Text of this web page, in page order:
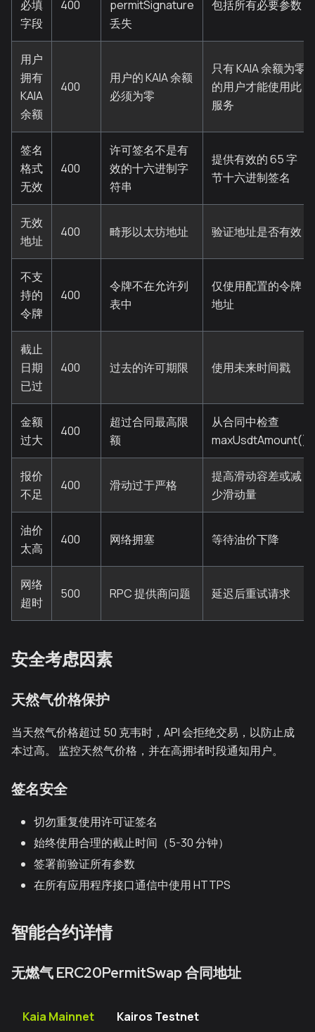
必填
字段
400
permitSignature
丢失
包括所有必要参数
用户
拥有
KAIA
余额
400
用户的 KAIA 余额
必须为零
只有 KAIA 余额为零
的用户才能使用此
服务
签名
格式
无效
400
许可签名不是有
效的十六进制字
符串
提供有效的 65 字
节十六进制签名
无效
地址
400 畸形以太坊地址 验证地址是否有效
不支
持的
令牌
400
令牌不在允许列
表中
仅使用配置的令牌
地址
截止
日期
已过
400 过去的许可期限 使用未来时间戳
金额
过大
400
超过合同最高限
额
从合同中检查
maxUsdtAmount()
报价
不足
400 滑动过于严格
提高滑动容差或减
少滑动量
油价
太高
400 网络拥塞 等待油价下降
网络
超时
500 RPC 提供商问题 延迟后重试请求
安全考虑因素
天然气价格保护
当天然气价格超过 50 克韦时，API 会拒绝交易，以防止成
本过高。 监控天然气价格，并在高拥堵时段通知用户。
签名安全
切勿重复使用许可证签名
始终使用合理的截止时间（5-30 分钟）
签署前验证所有参数
在所有应用程序接口通信中使用 HTTPS
智能合约详情
无燃气 ERC20PermitSwap 合同地址
Kaia Mainnet Kairos Testnet